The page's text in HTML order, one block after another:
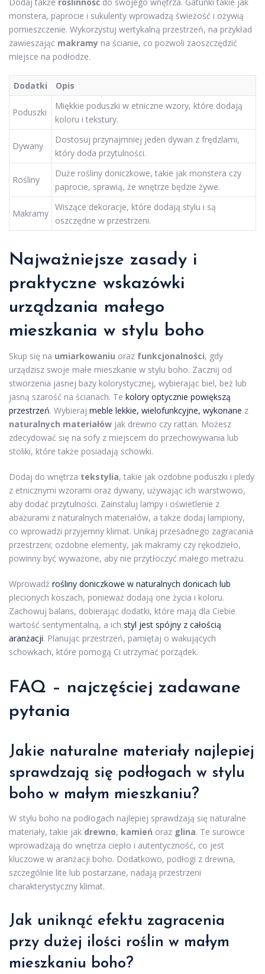
monstera, paprocie i sukulenty wprowadzą świeżość i ożywią
pomieszczenie. Wykorzystuj wertykalną przestrzeń, na przykład
zawieszając makramy na ścianie, co pozwoli zaoszczędzić
miejsce na podłodze.
Dodatki Opis
Poduszki
Miękkie poduszki w etniczne wzory, które dodają
koloru i tekstury.
Dywany
Dostosuj przynajmniej jeden dywan z frędzlami,
który doda przytulności.
Rośliny
Duże rośliny doniczkowe, takie jak monstera czy
paprocie, sprawią, że wnętrze będzie żywe.
Makramy
Wiszące dekoracje, które dodają stylu i są
oszczędne w przestrzeni.
Najważniejsze zasady i
praktyczne wskazówki
urządzania małego
mieszkania w stylu boho
Skup się na umiarkowaniu oraz funkcjonalności, gdy
urządzisz swoje małe mieszkanie w stylu boho. Zacznij od
stworzenia jasnej bazy kolorystycznej, wybierając biel, beż lub
jasną szarość na ścianach. Te kolory optycznie powiększą
przestrzeń. Wybieraj meble lekkie, wielofunkcyjne, wykonane z
naturalnych materiałów jak drewno czy rattan. Możesz
zdecydować się na sofy z miejscem do przechowywania lub
stoliki, które także posiadają schowki.
Dodaj do wnętrza tekstylia, takie jak ozdobne poduszki i pledy
z etnicznymi wzorami oraz dywany, używając ich warstwowo,
aby dodać przytulności. Zainstaluj lampy i oświetlenie z
abażurami z naturalnych materiałów, a także dodaj lampiony,
co wprowadzi przyjemny klimat. Unikaj przesadnego zagracania
przestrzeni; ozdobne elementy, jak makramy czy rękodzieło,
powinny być wyważone, aby nie przytłoczyć małego metrażu.
Wprowadź rośliny doniczkowe w naturalnych donicach lub
plecionych koszach, ponieważ dodają one życia i koloru.
Zachowuj balans, dobierając dodatki, które mają dla Ciebie
wartość sentymentalną, a ich styl jest spójny z całością
aranżacji. Planując przestrzeń, pamiętaj o wakujących
schowkach, które pomogą Ci utrzymać porządek.
FAQ – najczęściej zadawane
pytania
Jakie naturalne materiały najlepiej
sprawdzają się podłogach w stylu
boho w małym mieszkaniu?
W stylu boho na podłogach najlepiej sprawdzają się naturalne
materiały, takie jak drewno, kamień oraz glina. Te surowce
wprowadzają do wnętrza ciepło i autentyczność, co jest
kluczowe w aranżacji boho. Dodatkowo, podłogi z drewna,
szczególnie lite lub postarzane, nadają przestrzeni
charakterystyczny klimat.
Jak uniknąć efektu zagracenia
przy dużej ilości roślin w małym
mieszkaniu boho?